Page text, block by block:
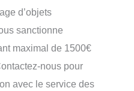
d’objets
sanctionne
maximal de 1500€
nous pour
avec le service des